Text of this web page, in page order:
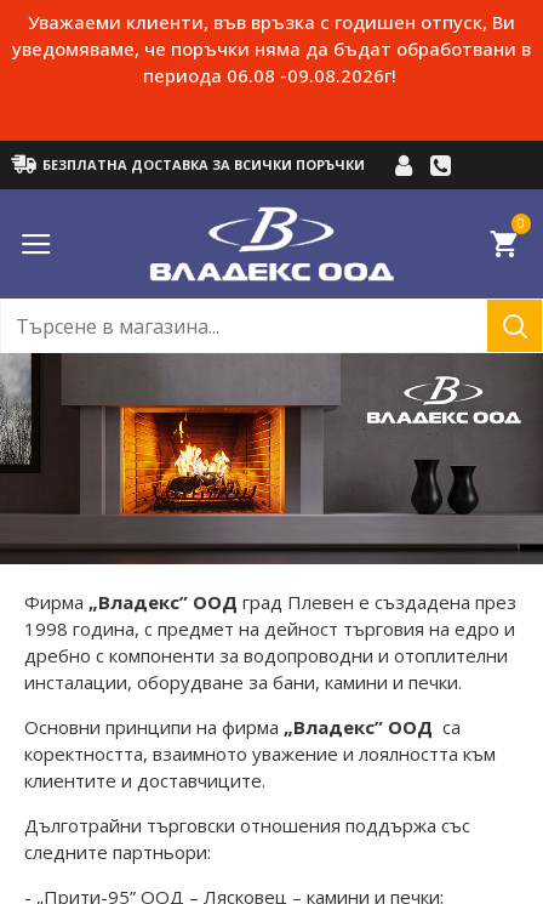
Уважаеми клиенти, във връзка с годишен отпуск, Ви
уведомяваме, че поръчки няма да бъдат обработвани в
периода 06.08 -09.08.2026г!
БЕЗПЛАТНА ДОСТАВКА ЗА ВСИЧКИ ПОРЪЧКИ
0
Фирма „Владекс” ООД град Плевен е създадена през
1998 година, с предмет на дейност търговия на едро и
дребно с компоненти за водопроводни и отоплителни
инсталации, оборудване за бани, камини и печки.
Основни принципи на фирма „Владекс” ООД са
коректността, взаимното уважение и лоялността към
клиентите и доставчиците.
Дълготрайни търговски отношения поддържа със
следните партньори:
- „Прити-95” ООД – Лясковец – камини и печки;